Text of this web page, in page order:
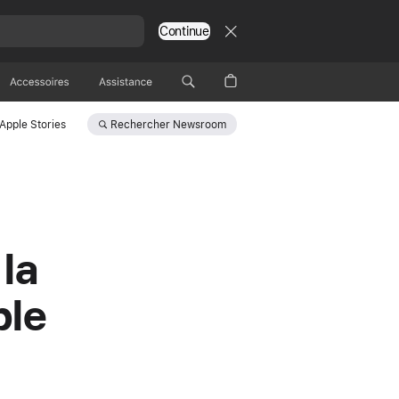
Continue
Accessoires Assistance
Apple Stories Rechercher Newsroom